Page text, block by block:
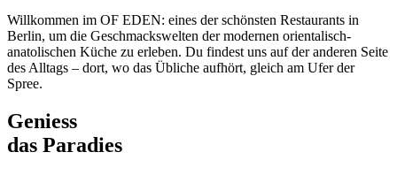
Willkommen im OF EDEN: eines der schönsten Restaurants in
Berlin, um die Geschmackswelten der modernen orientalisch-
anatolischen Küche zu erleben. Du findest uns auf der anderen Seite
des Alltags – dort, wo das Übliche aufhört, gleich am Ufer der
Spree.
Geniess
das Paradies